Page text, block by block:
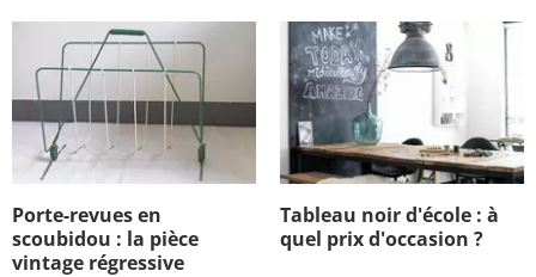
Porte-revues en
scoubidou : la pièce
vintage régressive
Tableau noir d'école : à
quel prix d'occasion ?